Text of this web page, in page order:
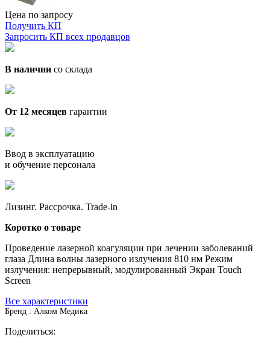
Цена по запросу
Получить КП
Запросить КП всех продавцов
В наличии со склада
От 12 месяцев гарантии
Ввод в эксплуатацию
и обучение персонала
Лизинг. Рассрочка. Trade-in
Коротко о товаре
Проведение лазерной коагуляции при лечении заболеваний
глаза Длина волны лазерного излучения 810 нм Режим
излучения: непрерывный, модулированный Экран Touch
Screen
Все характеристики
Бренд : Алком Медика
Поделиться: